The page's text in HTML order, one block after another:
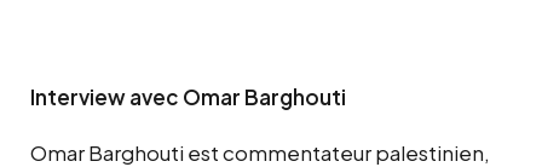
Interview avec Omar Barghouti
Omar Barghouti est commentateur palestinien,